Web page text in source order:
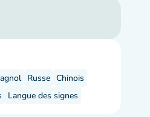
Russe Chinois
Langue des signes